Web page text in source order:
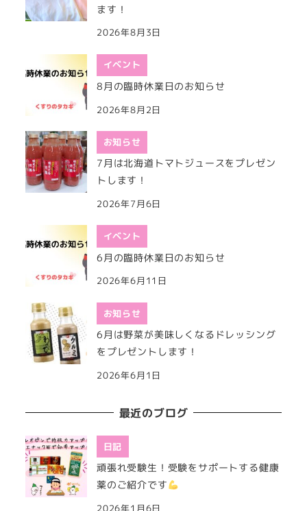
ます！
2026年8月3日
イベント
8月の臨時休業日のお知らせ
2026年8月2日
お知らせ
7月は北海道トマトジュースをプレゼン
トします！
2026年7月6日
イベント
6月の臨時休業日のお知らせ
2026年6月11日
お知らせ
6月は野菜が美味しくなるドレッシング
をプレゼントします！
2026年6月1日
最近のブログ
日記
頑張れ受験生！受験をサポートする健康
薬のご紹介です
2026年1月6日